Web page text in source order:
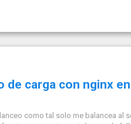
de carga con nginx
como tal solo me balancea al